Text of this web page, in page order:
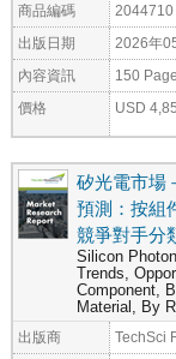
商品編碼 2044710
出版日期 2026年
內容資訊 150
價格 USD
矽光電市場
預測：按組
競爭對手分
Silicon
Trends,
Component,
Material, By
出版商 TechSci